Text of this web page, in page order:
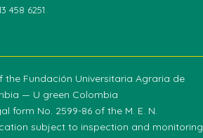
458 6251
the Fundación Universitaria Agraria de
— U green Colombia
form No. 2599-86 of the M. E. N.
subject to inspection and monitoring